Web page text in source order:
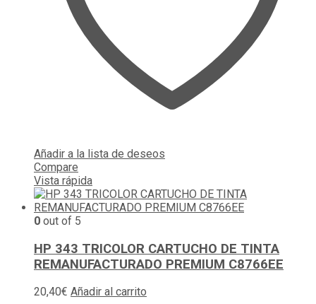
Añadir a la lista de deseos
Compare
Vista rápida
0 out of 5
HP 343 TRICOLOR CARTUCHO DE TINTA
REMANUFACTURADO PREMIUM C8766EE
20,40€ Añadir al carrito